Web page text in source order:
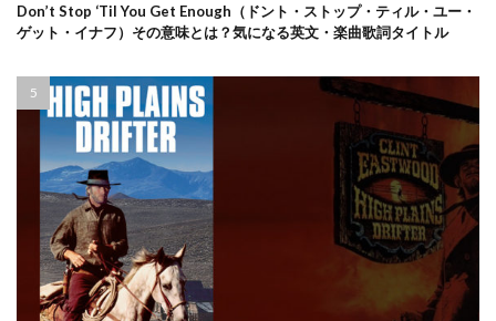
Don’t Stop ‘Til You Get Enough（ドント・ストップ・ティル・ユー・
ゲット・イナフ）その意味とは？気になる英文・楽曲歌詞タイトル